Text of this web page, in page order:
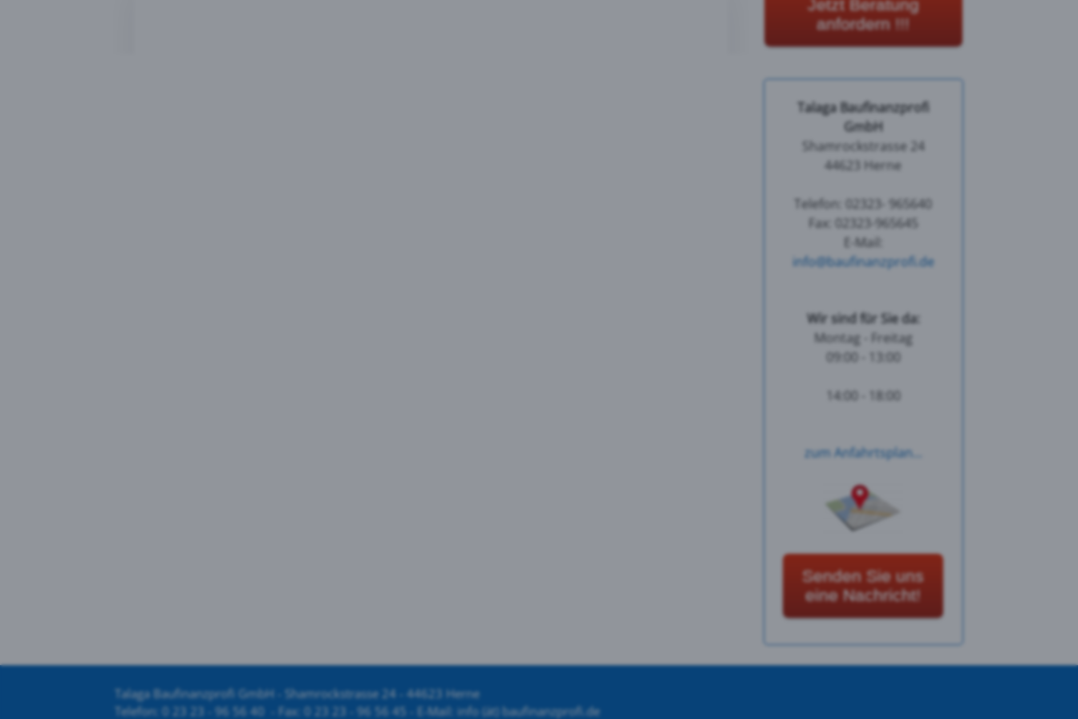
Jetzt Beratung
anfordern !!!
Talaga Baufinanzprofi
GmbH
Shamrockstrasse 24
44623 Herne
Telefon: 02323- 965640
Fax: 02323-965645
E-Mail:
info@baufinanzprofi.de
Wir sind für Sie da:
Montag - Freitag
09:00 - 13:00
14:00 - 18:00
zum Anfahrtsplan...
Senden Sie uns
eine Nachricht!
Talaga Baufinanzprofi GmbH - Shamrockstrasse 24 - 44623 Herne
Telefon: 0 23 23 - 96 56 40 - Fax: 0 23 23 - 96 56 45 - E-Mail: info (ät) baufinanzprofi.de